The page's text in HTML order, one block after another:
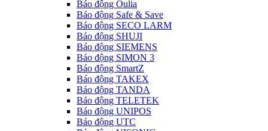
Báo động Oulia
Báo động Safe & Save
Báo động SECO LARM
Báo động SHUJI
Báo động SIEMENS
Báo động SIMON 3
Báo động SmartZ
Báo động TAKEX
Báo động TANDA
Báo động TELETEK
Báo động UNIPOS
Báo động UTC